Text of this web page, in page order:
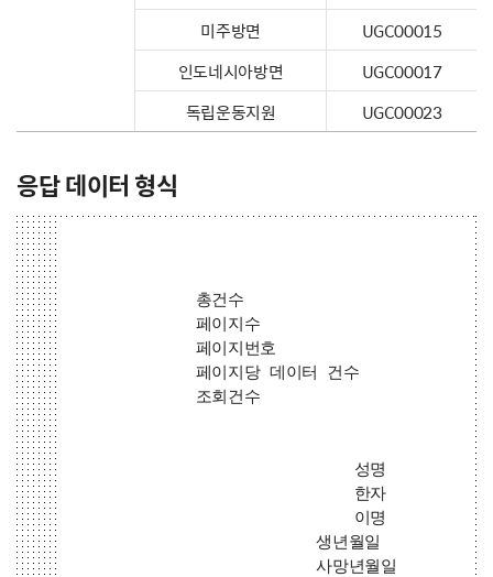
미주방면
UGC00015
인도네시아방면
UGC00017
독립운동지원
UGC00023
응답 데이터 형식
총건수
페이지수
페이지번호
페이지당 데이터 건수
조회건수
성명
한자
이명
생년월일
사망년월일